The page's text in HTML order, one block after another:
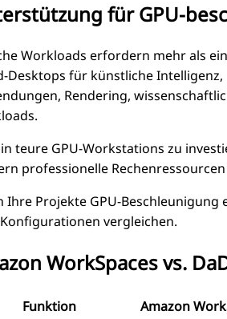
für GPU-
Workloads erfordern mehr als
Desktops für künstliche
Rendering,
teure GPU-Workstations zu
professionelle
Ihre Projekte GPU-
Konfigurationen vergleichen.
WorkSpaces vs.
Funktion Amazon